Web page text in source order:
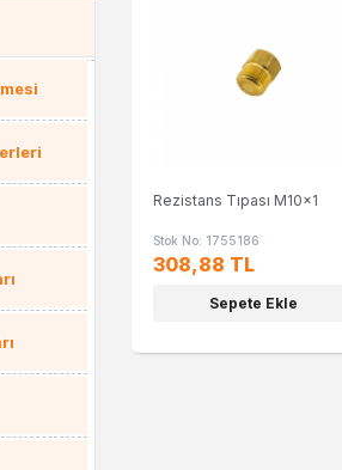
Rezistans Tıpası M10x1
Stok No: 1755186
308,88 TL
Sepete Ekle